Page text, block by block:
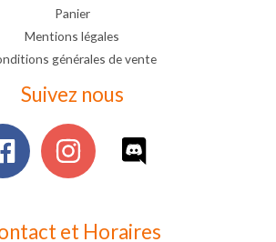
Panier
Mentions légales
générales de vente
Suivez nous
et Horaires